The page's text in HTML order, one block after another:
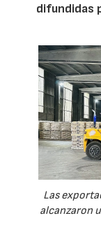
difundidas
Las
alcanzaron